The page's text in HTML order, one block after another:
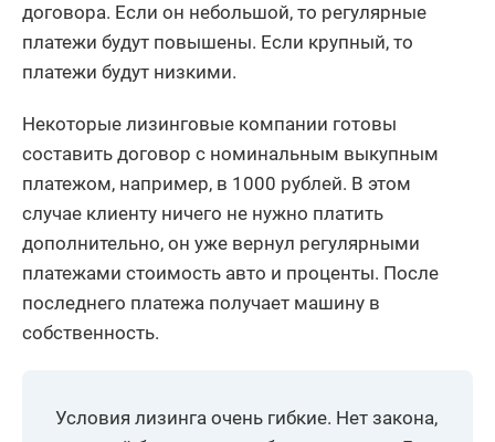
договора. Если он небольшой, то регулярные
платежи будут повышены. Если крупный, то
платежи будут низкими.
Некоторые лизинговые компании готовы
составить договор с номинальным выкупным
платежом, например, в 1000 рублей. В этом
случае клиенту ничего не нужно платить
дополнительно, он уже вернул регулярными
платежами стоимость авто и проценты. После
последнего платежа получает машину в
собственность.
Условия лизинга очень гибкие. Нет закона,